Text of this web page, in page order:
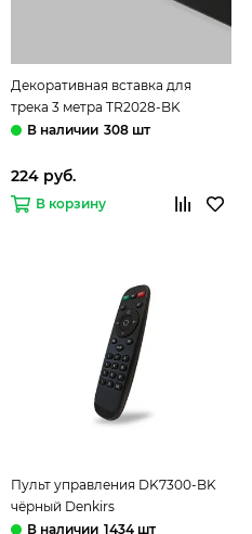
Декоративная вставка для
трека 3 метра TR2028-BK
чёрный Smart One Denkirs
308 шт
224 руб.
В корзину
Пульт управления DK7300-BK
чёрный Denkirs
1434 шт